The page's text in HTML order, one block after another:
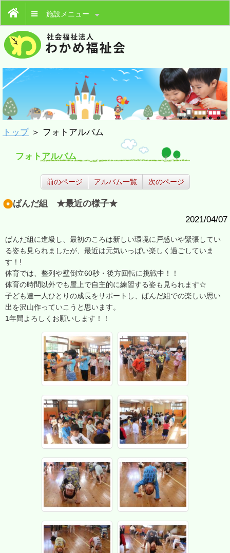
施設メニュー
トップ＞ フォトアルバム
フォトアルバム
前のページ アルバム一覧 次のページ
ぱんだ組 ★最近の様子★
2021/04/07
ぱんだ組に進級し、最初のころは新しい環境に戸惑いや緊張してい
る姿も見られましたが、最近は元気いっぱい楽しく過ごしていま
す！!
体育では、整列や壁倒立60秒・後方回転に挑戦中！！
体育の時間以外でも屋上で自主的に練習する姿も見られます☆
子ども達一人ひとりの成長をサポートし、ぱんだ組での楽しい思い
出を沢山作っていこうと思います。
1年間よろしくお願いします！！